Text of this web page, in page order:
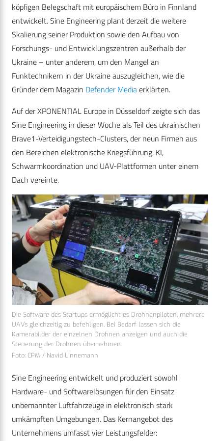
köpfigen Belegschaft mit europäischem Büro in Finnland
entwickelt. Sine Engineering plant derzeit die weitere
Skalierung seiner Produktion sowie den Aufbau von
Forschungs- und Entwicklungszentren außerhalb der
Ukraine – unter anderem, um den Mangel an
Funktechnikern in der Ukraine auszugleichen, wie die
Gründer dem Magazin Defender Mediaerklärten.
Auf der XPONENTIAL Europe in Düsseldorf zeigte sich das
Sine Engineering in dieser Woche als Teil des ukrainischen
Brave1-Verteidigungstech-Clusters, der neun Firmen aus
den Bereichen elektronische Kriegsführung, KI,
Schwarmkoordination und UAV-Plattformen unter einem
Dach vereinte.
Die Software des Startups ermöglicht es Drohnenpiloten, mehrere
UAVs gleichzeitig zu befehligen. Bei Bedarf lassen sich die
Kamerabilder der einzelnen Drohnen anzeigen und auch die
Steuerung der Drohnen übernehmen.
Foto: CPM / Navid Linnemann
Sine Engineering entwickelt und produziert sowohl
Hardware- und Softwarelösungen für den Einsatz
unbemannter Luftfahrzeuge in elektronisch stark
umkämpften Umgebungen. Das Kernangebot des
Unternehmens umfasst vier Leistungsfelder: